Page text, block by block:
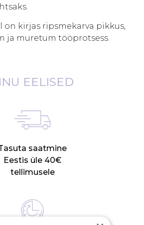
on kirjas ripsmekarva pikkus,
ja muretum tööprotsess.
EELISED
saatmine
Eestis üle 40€
tellimusele